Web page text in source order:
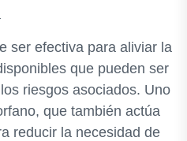
ser efectiva para aliviar la
que pueden ser
riesgos asociados. Uno
que también actúa
reducir la necesidad de